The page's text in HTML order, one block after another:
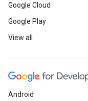
Google Cloud
Google Play
View all
Android